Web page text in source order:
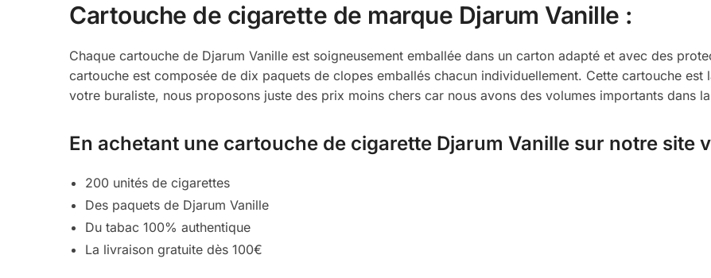
Cartouche de cigarette de marque Djarum Vanille :
Chaque cartouche de Djarum Vanille est soigneusement emballée dans un carton adapté et avec des
cartouche est composée de dix paquets de clopes emballés chacun individuellement. Cette cartouche
votre buraliste, nous proposons juste des prix moins chers car nous avons des volumes importants dans
En achetant une cartouche de cigarette Djarum Vanille sur notre site
200 unités de cigarettes
Des paquets de Djarum Vanille
Du tabac 100% authentique
La livraison gratuite dès 100€